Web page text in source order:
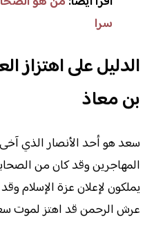
سرا
الدليل على
بن معاذ
سعد هو أحد الأنصار الذي
المهاجرين وقد كان من
يملكون لإعلان عزة الإسلام
عرش الرحمن قد اهتز لموت